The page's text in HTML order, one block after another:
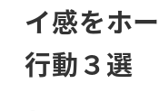
イ感をホ
行動３選